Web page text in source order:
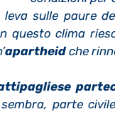
sulle paure
questo clima
apartheid che
parte